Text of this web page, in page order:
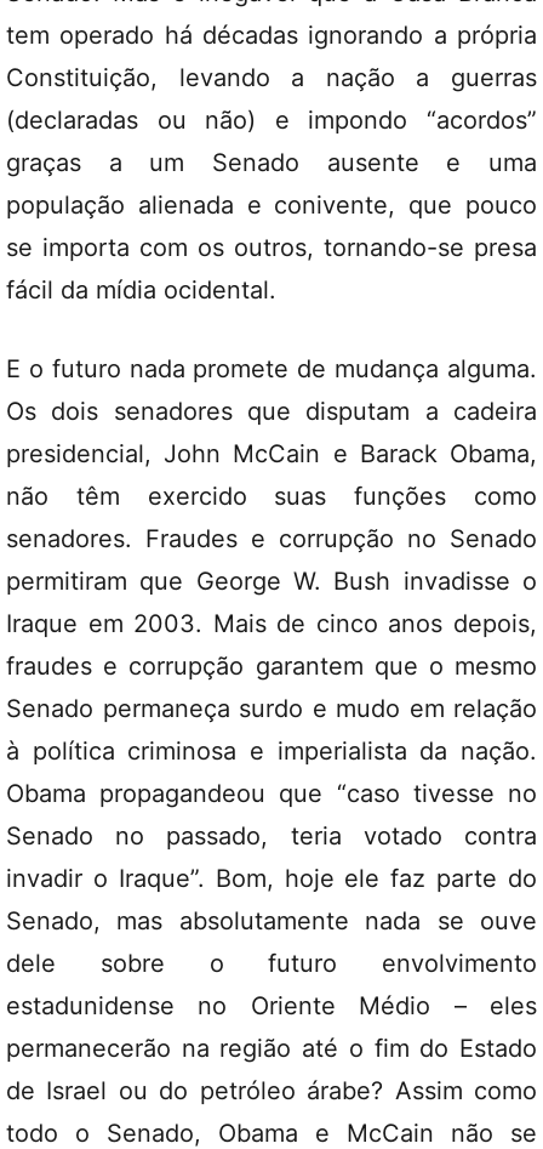
tem operado há décadas ignorando a própria
Constituição, levando a nação a guerras
(declaradas ou não) e impondo “acordos”
graças a um Senado ausente e uma
população alienada e conivente, que pouco
se importa com os outros, tornando-se presa
fácil da mídia ocidental.
E o futuro nada promete de mudança alguma.
Os dois senadores que disputam a cadeira
presidencial, John McCain e Barack Obama,
não têm exercido suas funções como
senadores. Fraudes e corrupção no Senado
permitiram que George W. Bush invadisse o
Iraque em 2003. Mais de cinco anos depois,
fraudes e corrupção garantem que o mesmo
Senado permaneça surdo e mudo em relação
à política criminosa e imperialista da nação.
Obama propagandeou que “caso tivesse no
Senado no passado, teria votado contra
invadir o Iraque”. Bom, hoje ele faz parte do
Senado, mas absolutamente nada se ouve
dele sobre o futuro envolvimento
estadunidense no Oriente Médio – eles
permanecerão na região até o fim do Estado
de Israel ou do petróleo árabe? Assim como
todo o Senado, Obama e McCain não se